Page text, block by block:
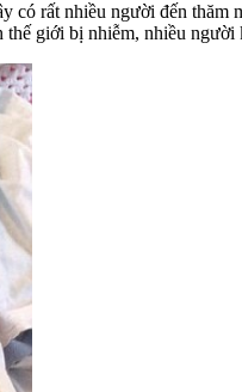
rất nhiều người đến
giới bị nhiễm, nhiều người